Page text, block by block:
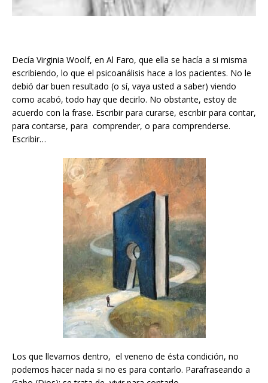
Decía Virginia Woolf, en Al Faro, que ella se hacía a si misma
escribiendo, lo que el psicoanálisis hace a los pacientes. No le
debió dar buen resultado (o sí, vaya usted a saber) viendo
como acabó, todo hay que decirlo. No obstante, estoy de
acuerdo con la frase. Escribir para curarse, escribir para contar,
para contarse, para comprender, o para comprenderse.
Escribir…
Los que llevamos dentro, el veneno de ésta condición, no
podemos hacer nada si no es para contarlo. Parafraseando a